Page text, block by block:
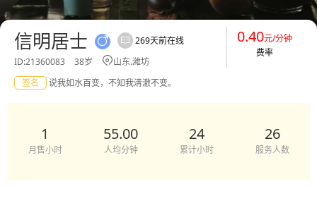
信明居士  
269天前在线
ID:21360083
38岁 山东.潍坊
0.40元/分钟
费率
签名 说我如水百变，不知我清澈不变。
1
月售小时
55.00
人均分钟
24
累计小时
26
服务人数